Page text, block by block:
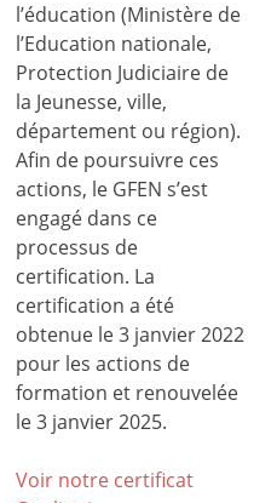
l’éducation (Ministère de
l’Education nationale,
Protection Judiciaire de
la Jeunesse, ville,
département ou région).
Afin de poursuivre ces
actions, le GFEN s’est
engagé dans ce
processus de
certification. La
certification a été
obtenue le 3 janvier 2022
pour les actions de
formation et renouvelée
le 3 janvier 2025.
Voir notre certificat